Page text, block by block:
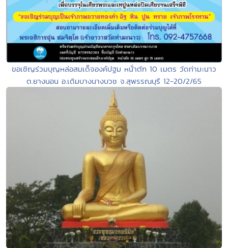
ขอเชิญร่วมบุญหล่อสมเด็จองค์ปฐม หน้่าตัก 10 เมตร วัดท่ามะนาว
ต.ยางนอน อ.เดิมบางนางบวช จ.สุพรรณบุรี 12-20/2/65